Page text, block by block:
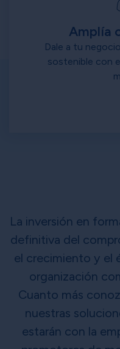
Amplía
Dale a tu
sostenible con
La inversión en
definitiva del
el crecimiento y el
organización
Cuanto más
nuestras
estarán con la